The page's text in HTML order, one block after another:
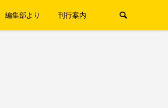
編集部より 刊行案内